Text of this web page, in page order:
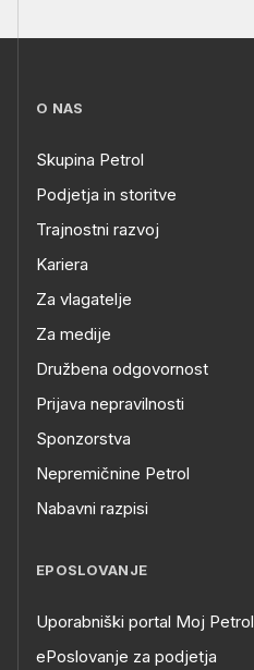
O NAS
Skupina Petrol
Podjetja in storitve
Trajnostni razvoj
Kariera
Za vlagatelje
Za medije
Družbena odgovornost
Prijava nepravilnosti
Sponzorstva
Nepremičnine Petrol
Nabavni razpisi
EPOSLOVANJE
Uporabniški portal Moj Petrol
ePoslovanje za podjetja